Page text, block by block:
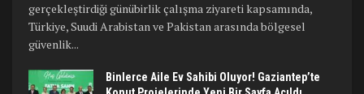
gerçekleştirdiği günübirlik çalışma ziyareti kapsamında,
Türkiye, Suudi Arabistan ve Pakistan arasında bölgesel
güvenlik...
Binlerce Aile Ev Sahibi Oluyor! Gaziantep’te